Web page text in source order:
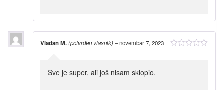
Vladan M.(potvrđen vlasnik)–novembar 7, 2023
Sve je super, ali još nisam sklopio.